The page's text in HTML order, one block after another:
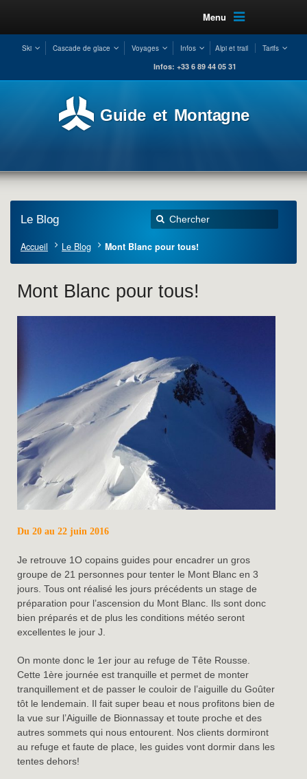
Menu
Ski Cascade de glace Voyages Infos Alpi et trail Tarifs
Infos: +33 6 89 44 05 31
Guide et Montagne
Le Blog
Accueil Le Blog Mont Blanc pour tous!
Mont Blanc pour tous!
Du 20 au 22 juin 2016
Je retrouve 1O copains guides pour encadrer un gros
groupe de 21 personnes pour tenter le Mont Blanc en 3
jours. Tous ont réalisé les jours précédents un stage de
préparation pour l’ascension du Mont Blanc. Ils sont donc
bien préparés et de plus les conditions météo seront
excellentes le jour J.
On monte donc le 1er jour au refuge de Tête Rousse.
Cette 1ère journée est tranquille et permet de monter
tranquillement et de passer le couloir de l’aiguille du Goûter
tôt le lendemain. Il fait super beau et nous profitons bien de
la vue sur l’Aiguille de Bionnassay et toute proche et des
autres sommets qui nous entourent. Nos clients dormiront
au refuge et faute de place, les guides vont dormir dans les
tentes dehors!